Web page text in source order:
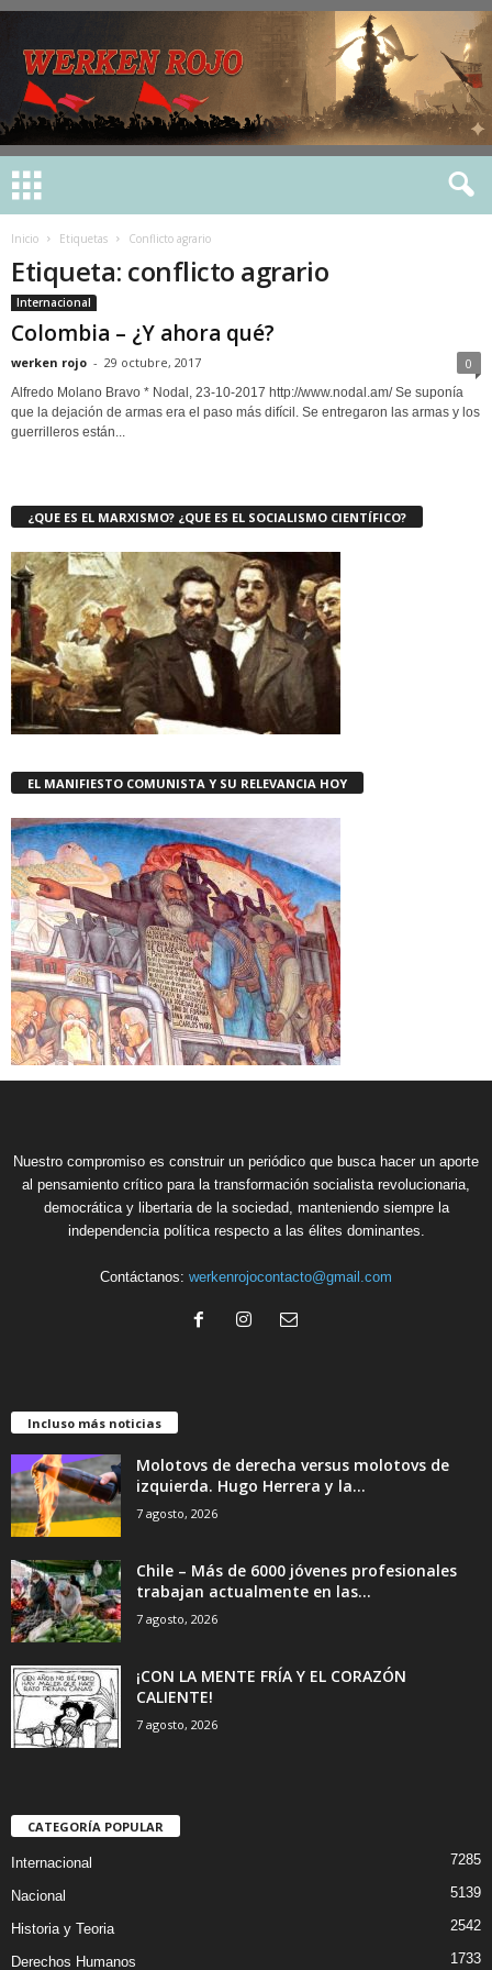
Inicio Etiquetas Conflicto agrario
Etiqueta: conflicto agrario
Internacional
Colombia – ¿Y ahora qué?
werken rojo - 29 octubre, 2017 0
Alfredo Molano Bravo * Nodal, 23-10-2017 http://www.nodal.am/ Se suponía
que la dejación de armas era el paso más difícil. Se entregaron las armas y los
guerrilleros están...
¿QUE ES EL MARXISMO? ¿QUE ES EL SOCIALISMO CIENTÍFICO?
EL MANIFIESTO COMUNISTA Y SU RELEVANCIA HOY
Nuestro compromiso es construir un periódico que busca hacer un aporte
al pensamiento crítico para la transformación socialista revolucionaria,
democrática y libertaria de la sociedad, manteniendo siempre la
independencia política respecto a las élites dominantes.
Contáctanos: werkenrojocontacto@gmail.com
Incluso más noticias
Molotovs de derecha versus molotovs de
izquierda. Hugo Herrera y la...
7 agosto, 2026
Chile – Más de 6000 jóvenes profesionales
trabajan actualmente en las...
7 agosto, 2026
¡CON LA MENTE FRÍA Y EL CORAZÓN
CALIENTE!
7 agosto, 2026
CATEGORÍA POPULAR
Internacional 7285
Nacional 5139
Historia y Teoria 2542
Derechos Humanos 1733